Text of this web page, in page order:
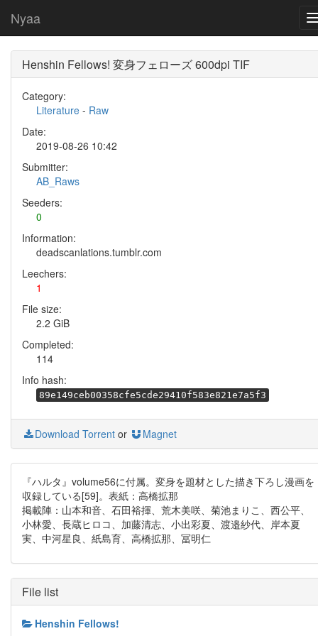
Nyaa
Henshin Fellows! 変身フェローズ 600dpi TIF
Category:
Literature - Raw
Date:
2019-08-26 10:42
Submitter:
AB_Raws
Seeders:
0
Information:
deadscanlations.tumblr.com
Leechers:
1
File size:
2.2 GiB
Completed:
114
Info hash:
89e149ceb00358cfe5cde29410f583e821e7a5f3
Download Torrent or Magnet
『ハルタ』volume56に付属。変身を題材とした描き下ろし漫画を
収録している[59]。表紙：高橋拡那
掲載陣：山本和音、石田裕揮、荒木美咲、菊池まりこ、西公平、
小林愛、長蔵ヒロコ、加藤清志、小出彩夏、渡邉紗代、岸本夏
実、中河星良、紙島育、高橋拡那、冨明仁
File list
Henshin Fellows!